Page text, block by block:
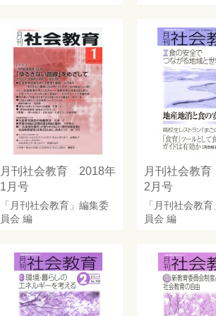
月刊社会教育 2018年
1月号
「月刊社会教育」編集委
員会 編
月刊社会教
2月号
「月刊社会教
員会 編